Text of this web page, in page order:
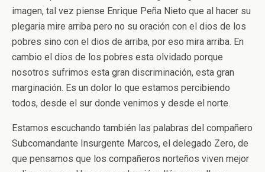
imagen, tal vez piense Enrique Peña Nieto que al hacer su
plegaria mire arriba pero no su oración con el dios de los
pobres sino con el dios de arriba, por eso mira arriba. En
cambio el dios de los pobres esta olvidado porque
nosotros sufrimos esta gran discriminación, esta gran
marginación. Es un dolor lo que estamos percibiendo
todos, desde el sur donde venimos y desde el norte.
Estamos escuchando también las palabras del compañero
Subcomandante Insurgente Marcos, el delegado Zero, de
que pensamos que los compañeros norteños viven mejor